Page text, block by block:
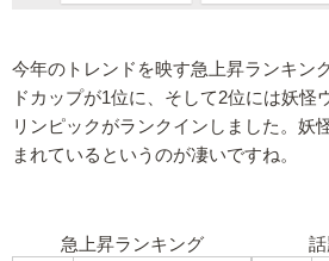
今年のトレンドを映す急上昇ランキン
ドカップが1位に、そして2位には妖怪
リンピックがランクインしました。妖
まれているというのが凄いですね。
急上昇ランキング